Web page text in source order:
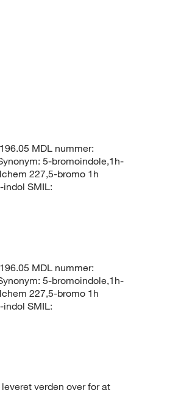
MDL nummer:
5-bromoindole,1h-
227,5-bromo 1h
indol SMIL:
MDL nummer:
5-bromoindole,1h-
227,5-bromo 1h
indol SMIL:
verden over for at